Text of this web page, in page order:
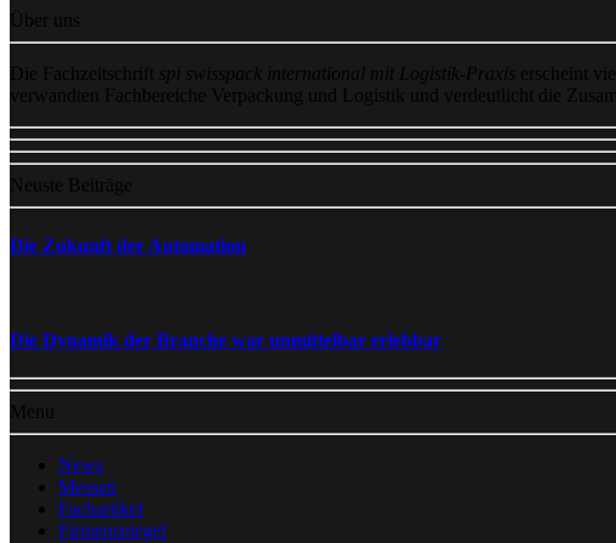
Über uns
Die Fachzeitschrift spi swisspack international mit Logistik-Praxis erscheint
verwandten Fachbereiche Verpackung und Logistik und verdeutlicht die
Neuste Beiträge
Die Zukunft der Automation
Die Dynamik der Branche war unmittelbar erlebbar
Menu
News
Messen
Fachartikel
Firmenspiegel